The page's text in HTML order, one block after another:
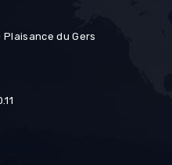
Plaisance du Gers